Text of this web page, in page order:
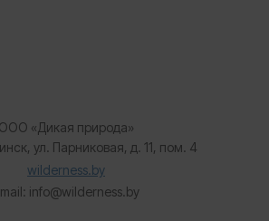
ООО «Дикая природа»
ул. Парниковая, д. 11, пом. 4
wilderness.by
info@wilderness.by